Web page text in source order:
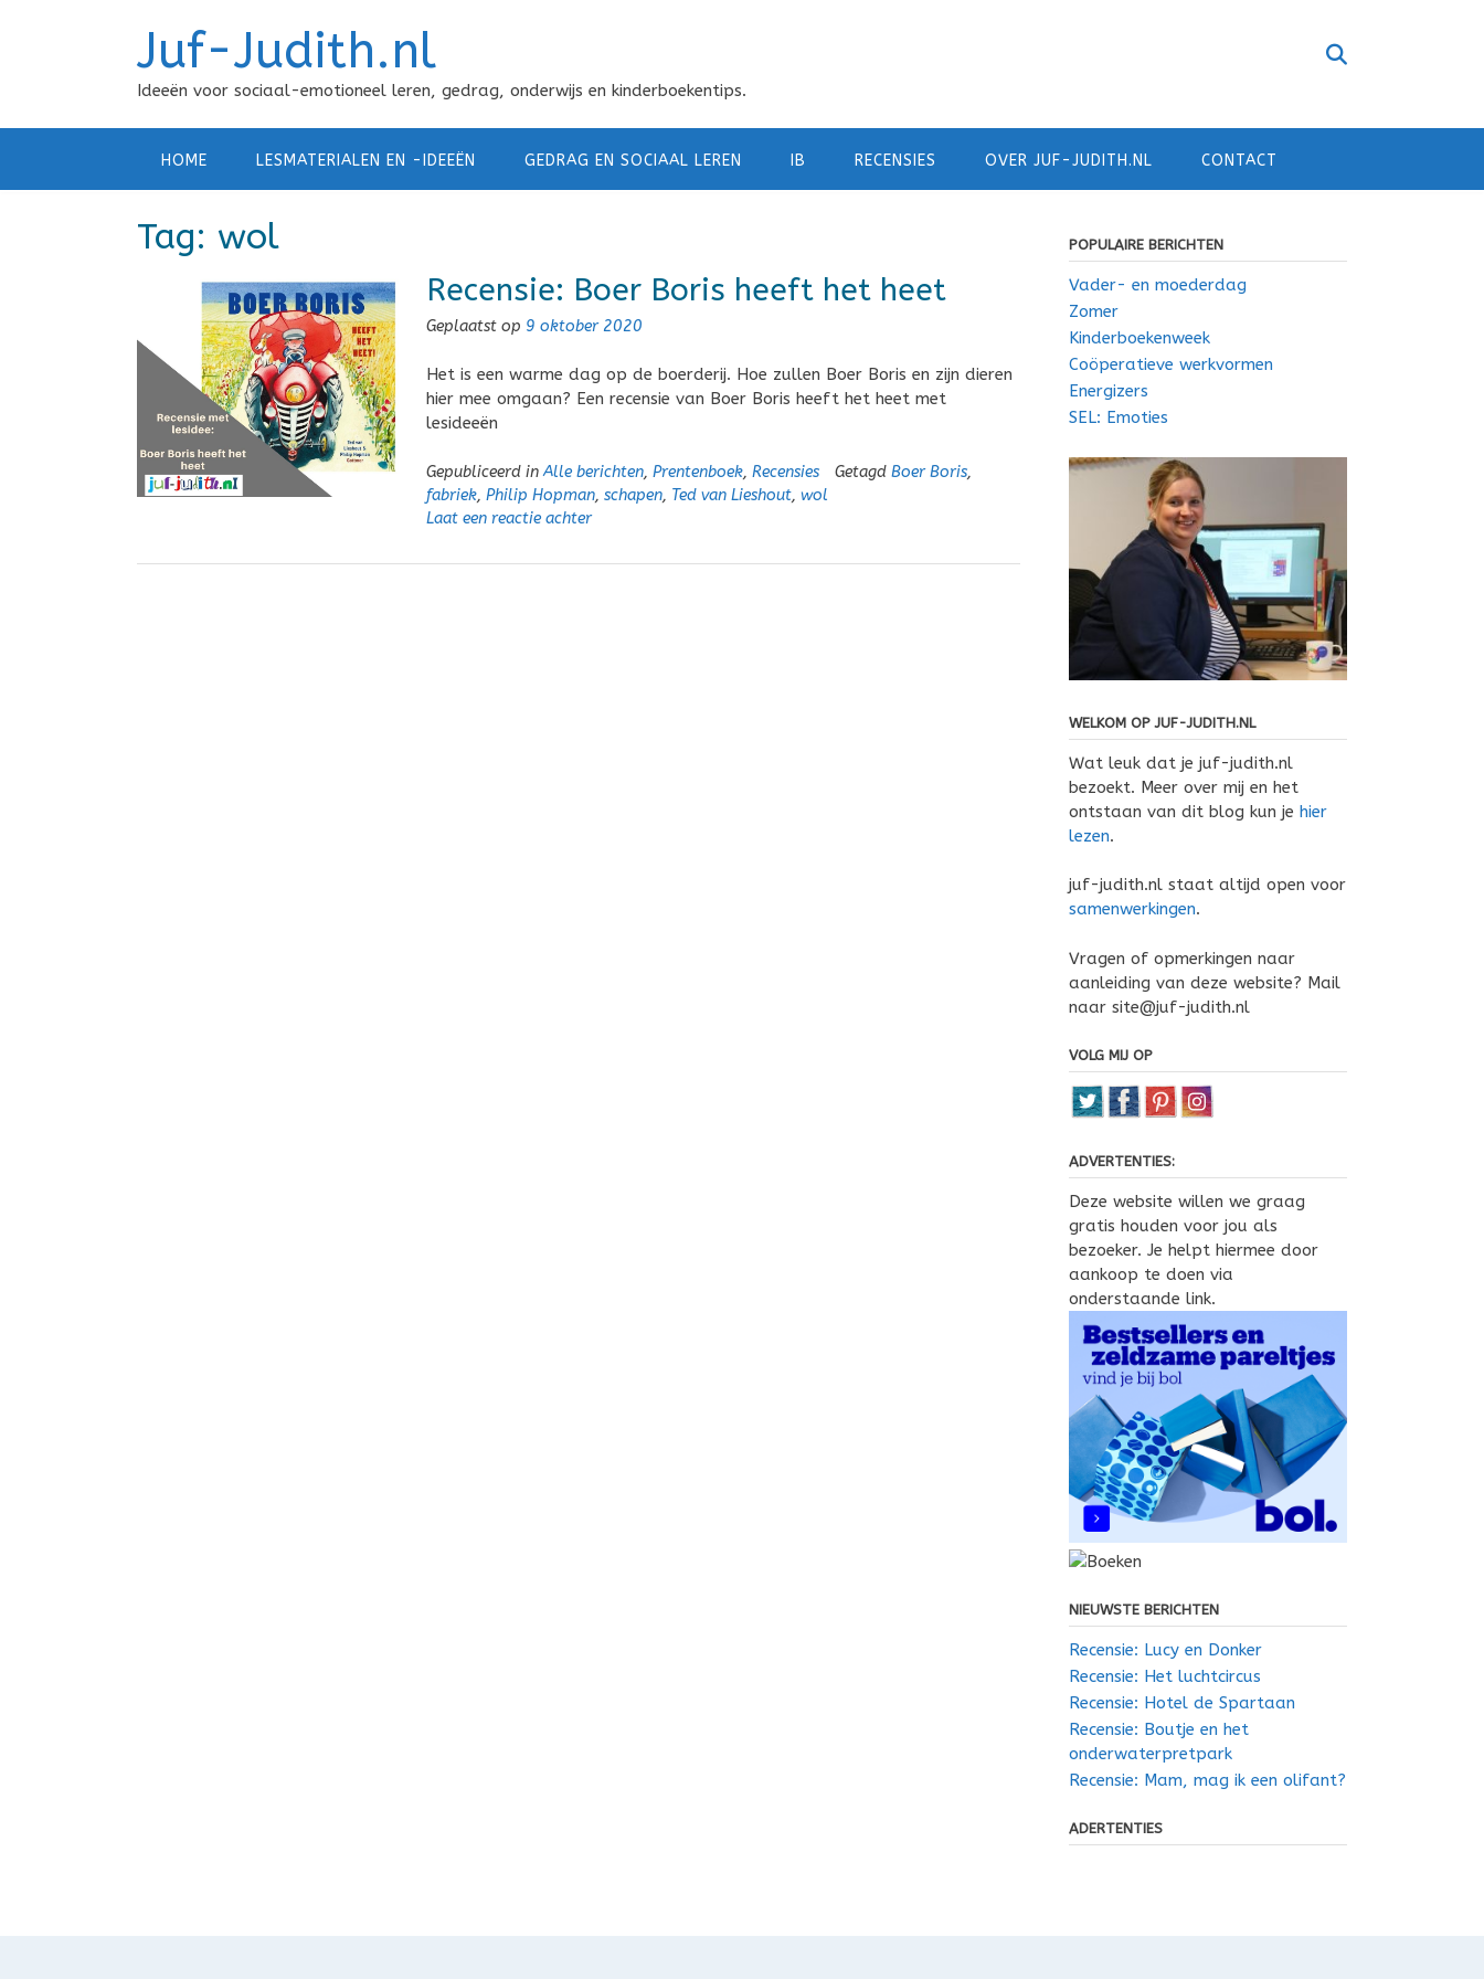
Juf-Judith.nl
Ideeën voor sociaal-emotioneel leren, gedrag, onderwijs en kinderboekentips.
HOME LESMATERIALEN EN -IDEEËN GEDRAG EN SOCIAAL LEREN IB RECENSIES OVER JUF-JUDITH.NL CONTACT
Tag: wol
Recensie: Boer Boris heeft het heet
Geplaatst op 9 oktober 2020
Het is een warme dag op de boerderij. Hoe zullen Boer Boris en zijn dieren
hier mee omgaan? Een recensie van Boer Boris heeft het heet met
lesideeën
Gepubliceerd inAlle berichten, Prentenboek, Recensies Getagd Boer Boris,
fabriek, Philip Hopman, schapen, Ted van Lieshout, wol
Laat een reactie achter
POPULAIRE BERICHTEN
Vader- en moederdag
Zomer
Kinderboekenweek
Coöperatieve werkvormen
Energizers
SEL: Emoties
WELKOM OP JUF-JUDITH.NL
Wat leuk dat je juf-judith.nl
bezoekt. Meer over mij en het
ontstaan van dit blog kun je hier
lezen.
juf-judith.nl staat altijd open voor
samenwerkingen.
Vragen of opmerkingen naar
aanleiding van deze website? Mail
naar site@juf-judith.nl
VOLG MIJ OP
ADVERTENTIES:
Deze website willen we graag
gratis houden voor jou als
bezoeker. Je helpt hiermee door
aankoop te doen via
onderstaande link.
NIEUWSTE BERICHTEN
Recensie: Lucy en Donker
Recensie: Het luchtcircus
Recensie: Hotel de Spartaan
Recensie: Boutje en het
onderwaterpretpark
Recensie: Mam, mag ik een olifant?
ADERTENTIES